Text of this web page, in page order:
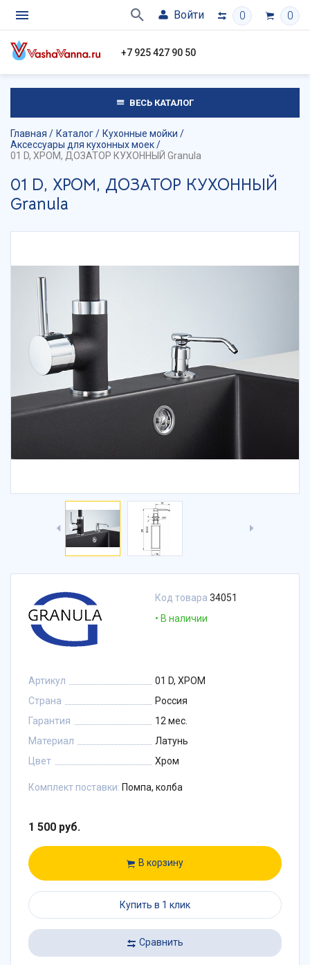
Войти 0 0
+7 925 427 90 50
ВЕСЬ КАТАЛОГ
Главная Каталог
Кухонные мойки
Аксессуары для кухонных моек
01 D, ХРОМ, ДОЗАТОР КУХОННЫЙ Granula
01 D, ХРОМ, ДОЗАТОР КУХОННЫЙ
Granula
Код товара 34051
В наличии
Артикул
01 D, ХРОМ
Страна
Россия
Гарантия
12 мес.
Материал
Латунь
Цвет
Хром
Комплект поставки: Помпа, колба
1 500 руб.
В корзину
Купить в 1 клик
Сравнить